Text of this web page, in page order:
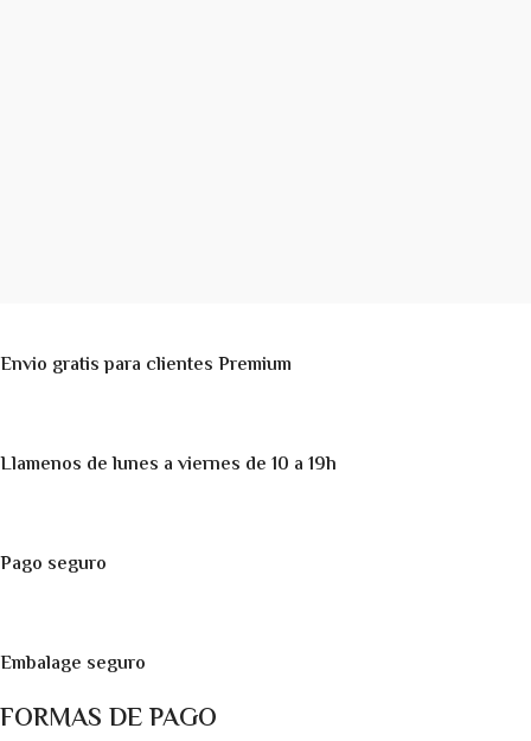
Envio gratis para clientes Premium
Llamenos de lunes a viernes de 10 a 19h
Pago seguro
Embalage seguro
FORMAS DE PAGO